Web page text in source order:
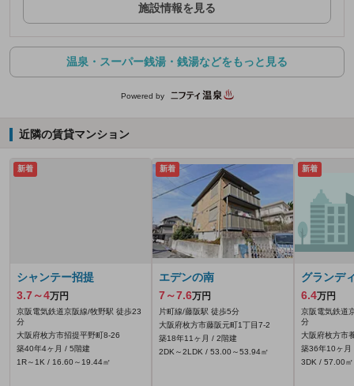
施設情報を見る
温泉・スーパー銭湯・銭湯などをもっと見る
Powered by
近隣の賃貸マンション
新着
シャンテー招提
3.7～4万円
京阪電気鉄道京阪線/牧野駅 徒歩23
分
大阪府枚方市招提平野町8-26
築40年4ヶ月 / 5階建
1R～1K / 16.60～19.44㎡
新着
エデンの南
7～7.6万円
片町線/藤阪駅 徒歩5分
大阪府枚方市藤阪元町1丁目7-2
築18年11ヶ月 / 2階建
2DK～2LDK / 53.00～53.94㎡
新着
グランデ
6.4万円
京阪電気鉄道
分
大阪府枚方市
築36年10ヶ月
3DK / 57.00㎡